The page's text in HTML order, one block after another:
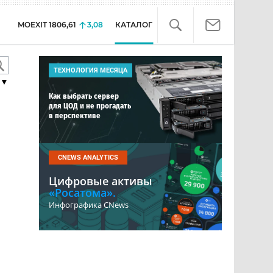
MOEXIT 1806,61 3,08 КАТАЛОГ
▼
ТЕХНОЛОГИЯ МЕСЯЦА
Как выбрать сервер
для ЦОД и не прогадать
в перспективе
CNEWS ANALYTICS
Цифровые активы
«Росатома».
Инфографика CNews